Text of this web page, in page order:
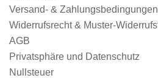
Versand- & Zahlungsbedingungen
Widerrufsrecht & Muster-
AGB
Privatsphäre und Datenschutz
Nullsteuer